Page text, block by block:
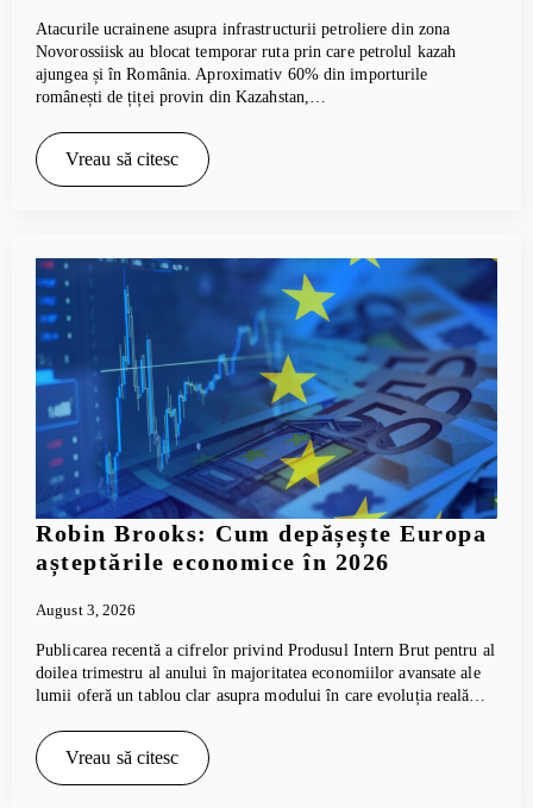
Atacurile ucrainene asupra infrastructurii petroliere din zona
Novorossiisk au blocat temporar ruta prin care petrolul kazah
ajungea și în România. Aproximativ 60% din importurile
românești de țiței provin din Kazahstan,…
Vreau să citesc
Robin Brooks: Cum depășește Europa
așteptările economice în 2026
August 3, 2026
Publicarea recentă a cifrelor privind Produsul Intern Brut pentru al
doilea trimestru al anului în majoritatea economiilor avansate ale
lumii oferă un tablou clar asupra modului în care evoluția reală…
Vreau să citesc